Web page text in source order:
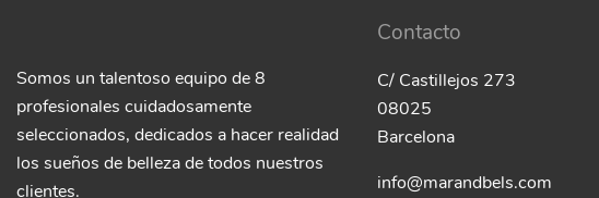
Somos un talentoso equipo de 8
profesionales cuidadosamente
seleccionados, dedicados a hacer realidad
los sueños de belleza de todos nuestros
clientes.
Contacto
C/ Castillejos 273
08025
Barcelona
info@marandbels.com